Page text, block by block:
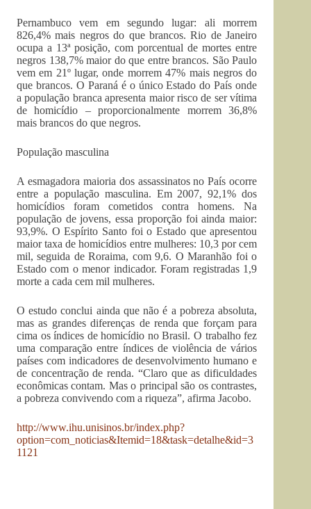
Pernambuco vem em segundo lugar: ali morrem
826,4% mais negros do que brancos. Rio de Janeiro
ocupa a 13ª posição, com porcentual de mortes entre
negros 138,7% maior do que entre brancos. São Paulo
vem em 21º lugar, onde morrem 47% mais negros do
que brancos. O Paraná é o único Estado do País onde
a população branca apresenta maior risco de ser vítima
de homicídio – proporcionalmente morrem 36,8%
mais brancos do que negros.
População masculina
A esmagadora maioria dos assassinatos no País ocorre
entre a população masculina. Em 2007, 92,1% dos
homicídios foram cometidos contra homens. Na
população de jovens, essa proporção foi ainda maior:
93,9%. O Espírito Santo foi o Estado que apresentou
maior taxa de homicídios entre mulheres: 10,3 por cem
mil, seguida de Roraima, com 9,6. O Maranhão foi o
Estado com o menor indicador. Foram registradas 1,9
morte a cada cem mil mulheres.
O estudo conclui ainda que não é a pobreza absoluta,
mas as grandes diferenças de renda que forçam para
cima os índices de homicídio no Brasil. O trabalho fez
uma comparação entre índices de violência de vários
países com indicadores de desenvolvimento humano e
de concentração de renda. “Claro que as dificuldades
econômicas contam. Mas o principal são os contrastes,
a pobreza convivendo com a riqueza”, afirma Jacobo.
http://www.ihu.unisinos.br/index.php?
option=com_noticias&Itemid=18&task=detalhe&id=3
1121